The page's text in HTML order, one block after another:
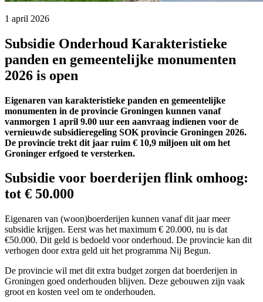
1 april 2026
Subsidie Onderhoud Karakteristieke
panden en gemeentelijke monumenten
2026 is open
Eigenaren van karakteristieke panden en gemeentelijke
monumenten in de provincie Groningen kunnen vanaf
vanmorgen 1 april 9.00 uur een aanvraag indienen voor de
vernieuwde subsidieregeling SOK provincie Groningen 2026.
De provincie trekt dit jaar ruim € 10,9 miljoen uit om het
Groninger erfgoed te versterken.
Subsidie voor boerderijen flink omhoog:
tot € 50.000
Eigenaren van (woon)boerderijen kunnen vanaf dit jaar meer
subsidie krijgen. Eerst was het maximum € 20.000, nu is dat
€50.000. Dit geld is bedoeld voor onderhoud. De provincie kan dit
verhogen door extra geld uit het programma Nij Begun.
De provincie wil met dit extra budget zorgen dat boerderijen in
Groningen goed onderhouden blijven. Deze gebouwen zijn vaak
groot en kosten veel om te onderhouden.